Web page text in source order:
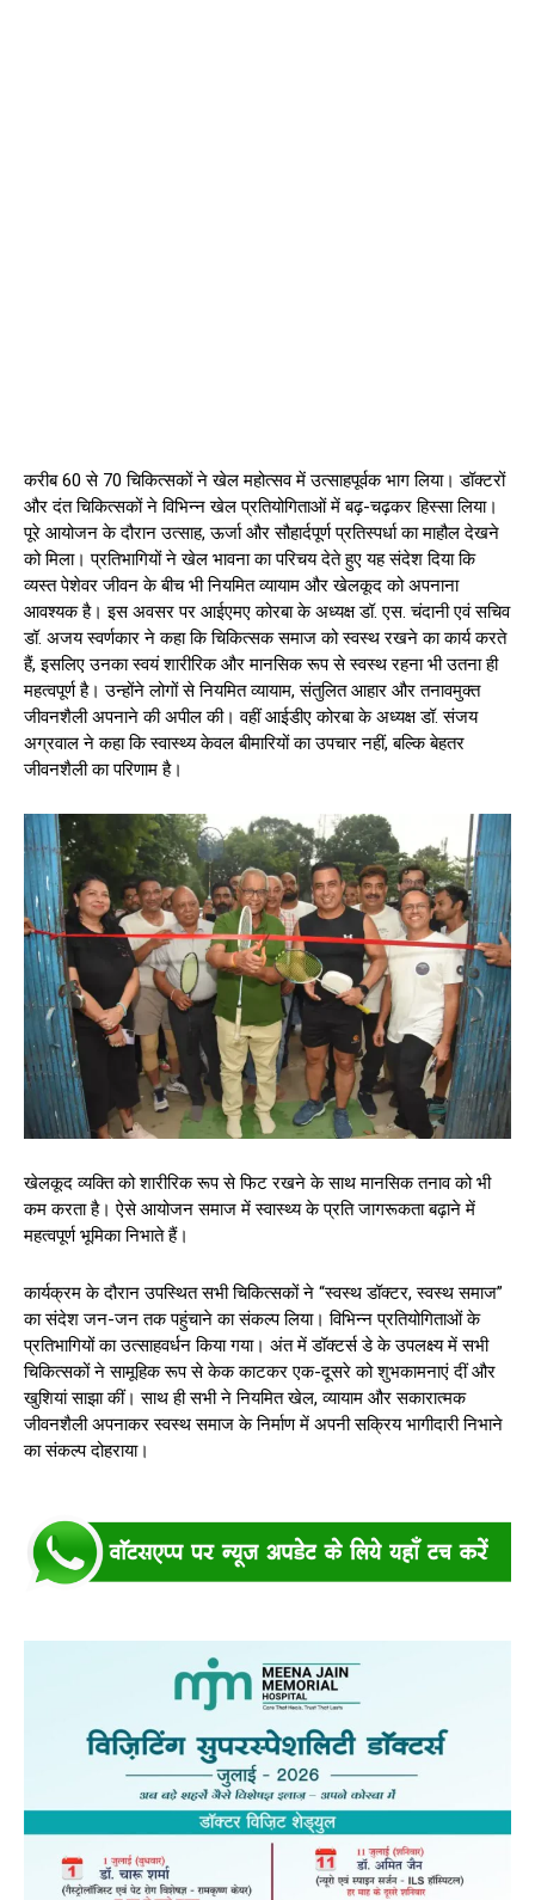
करीब 60 से 70 चिकित्सकों ने खेल महोत्सव में उत्साहपूर्वक भाग लिया। डॉक्टरों
और दंत चिकित्सकों ने विभिन्न खेल प्रतियोगिताओं में बढ़-चढ़कर हिस्सा लिया।
पूरे आयोजन के दौरान उत्साह, ऊर्जा और सौहार्दपूर्ण प्रतिस्पर्धा का माहौल देखने
को मिला। प्रतिभागियों ने खेल भावना का परिचय देते हुए यह संदेश दिया कि
व्यस्त पेशेवर जीवन के बीच भी नियमित व्यायाम और खेलकूद को अपनाना
आवश्यक है। इस अवसर पर आईएमए कोरबा के अध्यक्ष डॉ. एस. चंदानी एवं सचिव
डॉ. अजय स्वर्णकार ने कहा कि चिकित्सक समाज को स्वस्थ रखने का कार्य करते
हैं, इसलिए उनका स्वयं शारीरिक और मानसिक रूप से स्वस्थ रहना भी उतना ही
महत्वपूर्ण है। उन्होंने लोगों से नियमित व्यायाम, संतुलित आहार और तनावमुक्त
जीवनशैली अपनाने की अपील की। वहीं आईडीए कोरबा के अध्यक्ष डॉ. संजय
अग्रवाल ने कहा कि स्वास्थ्य केवल बीमारियों का उपचार नहीं, बल्कि बेहतर
जीवनशैली का परिणाम है।
खेलकूद व्यक्ति को शारीरिक रूप से फिट रखने के साथ मानसिक तनाव को भी
कम करता है। ऐसे आयोजन समाज में स्वास्थ्य के प्रति जागरूकता बढ़ाने में
महत्वपूर्ण भूमिका निभाते हैं।
कार्यक्रम के दौरान उपस्थित सभी चिकित्सकों ने “स्वस्थ डॉक्टर, स्वस्थ समाज”
का संदेश जन-जन तक पहुंचाने का संकल्प लिया। विभिन्न प्रतियोगिताओं के
प्रतिभागियों का उत्साहवर्धन किया गया। अंत में डॉक्टर्स डे के उपलक्ष्य में सभी
चिकित्सकों ने सामूहिक रूप से केक काटकर एक-दूसरे को शुभकामनाएं दीं और
खुशियां साझा कीं। साथ ही सभी ने नियमित खेल, व्यायाम और सकारात्मक
जीवनशैली अपनाकर स्वस्थ समाज के निर्माण में अपनी सक्रिय भागीदारी निभाने
का संकल्प दोहराया।